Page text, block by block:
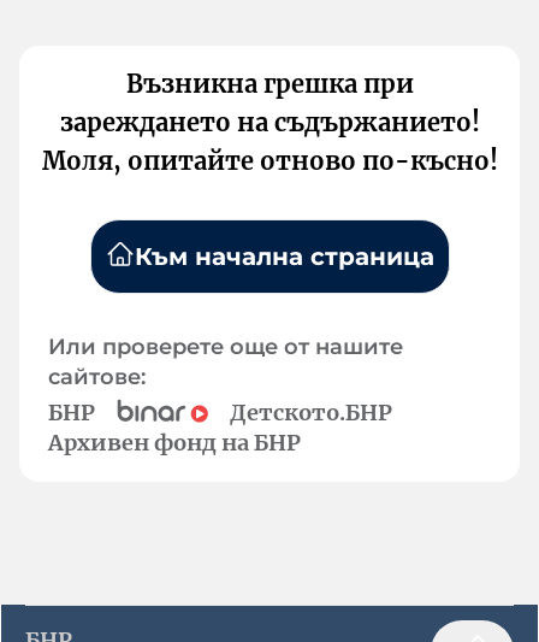
Възникна грешка при
зареждането на съдържанието!
Моля, опитайте отново по-късно!
Към начална страница
Или проверете още от нашите
сайтове:
БНР
Детското.БНР
Архивен фонд на БНР